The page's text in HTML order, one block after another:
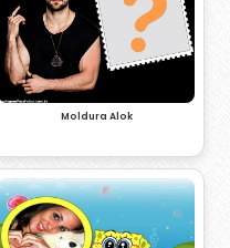
Moldura Alok